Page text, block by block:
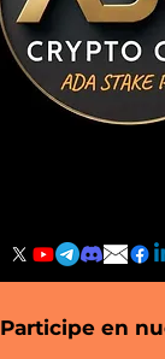
Participe en